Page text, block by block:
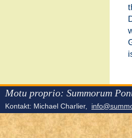
Motu proprio: Summorum
Kontakt: Michael Charlier,